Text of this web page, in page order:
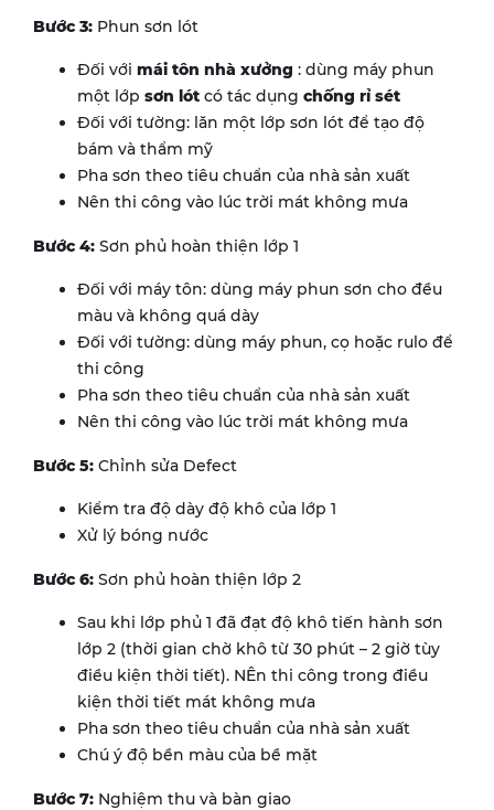
Bước 3: Phun sơn lót
Đối với mái tôn nhà xưởng : dùng máy phun
một lớp sơn lót có tác dụng chống rỉ sét
Đối với tường: lăn một lớp sơn lót để tạo độ
bám và thẩm mỹ
Pha sơn theo tiêu chuẩn của nhà sản xuất
Nên thi công vào lúc trời mát không mưa
Bước 4: Sơn phủ hoàn thiện lớp 1
Đối với máy tôn: dùng máy phun sơn cho đều
màu và không quá dày
Đối với tường: dùng máy phun, cọ hoặc rulo để
thi công
Pha sơn theo tiêu chuẩn của nhà sản xuất
Nên thi công vào lúc trời mát không mưa
Bước 5: Chỉnh sửa Defect
Kiểm tra độ dày độ khô của lớp 1
Xử lý bóng nước
Bước 6: Sơn phủ hoàn thiện lớp 2
Sau khi lớp phủ 1 đã đạt độ khô tiến hành sơn
lớp 2 (thời gian chờ khô từ 30 phút – 2 giờ tùy
điều kiện thời tiết). NÊn thi công trong điều
kiện thời tiết mát không mưa
Pha sơn theo tiêu chuẩn của nhà sản xuất
Chú ý độ bền màu của bề mặt
Bước 7: Nghiệm thu và bàn giao